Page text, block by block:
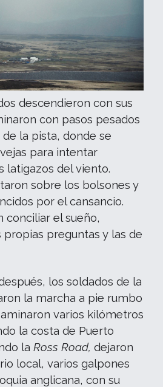
descendieron con sus
con pasos pesados
la pista, donde se
para intentar
latigazos del viento.
sobre los bolsones y
por el cansancio.
conciliar el sueño,
propias preguntas y las de
los soldados de la
la marcha a pie rumbo
varios kilómetros
la costa de Puerto
la Ross Road, dejaron
local, varios galpones
anglicana, con su